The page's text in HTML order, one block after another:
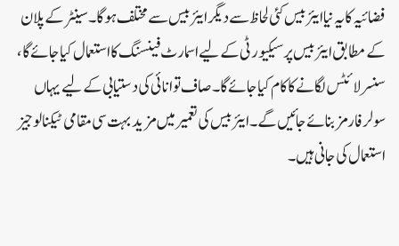
فضائیہ کا یہ نیا ایئربیس کئی لحاظ سے دیگر ایئربیس سے مختلف ہوگا۔سینٹر کے پلان
کے مطابق ایئربیس پر سیکیورٹی کے لیے اسمارٹ فینسنگ کا استعمال کیا جائے گا،
سنسر لائٹس لگانے کا کام کیا جائے گا۔صاف توانائی کی دستیابی کے لیے یہاں
سولر فارمز بنائے جائیں گے۔ایئربیس کی تعمیر میں مزید بہت سی مقامی ٹیکنالوجیز
استعمال کی جانی ہیں۔